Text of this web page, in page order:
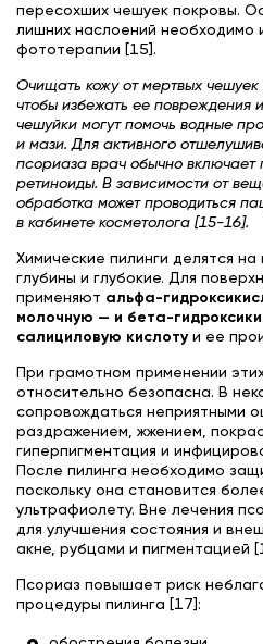
пересохших чешуек покровы.
лишних наслоений необходимо
фототерапии [15].
Очищать кожу от мертвых
чтобы избежать ее повреждения
чешуйки могут помочь водные
и мази. Для активного
псориаза врач обычно включает
ретиноиды. В зависимости от
обработка может проводиться
в кабинете косметолога [15-16].
Химические пилинги делятся
глубины и глубокие. Для
применяют альфа-
молочную — и бета-
салициловую кислоту и ее
При грамотном применении
относительно безопасна. В
сопровождаться неприятными
раздражением, жжением,
гиперпигментация и
После пилинга необходимо
поскольку она становится
ультрафиолету. Вне лечения
для улучшения состояния и
акне, рубцами и пигментацией
Псориаз повышает риск
процедуры пилинга [17]: